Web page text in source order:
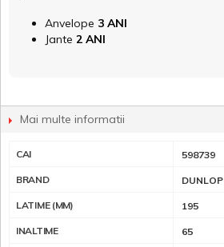
Anvelope 3 ANI
Jante 2 ANI
Mai multe informatii
CAI 598739
BRAND DUNLOP
LATIME (MM) 195
INALTIME 65